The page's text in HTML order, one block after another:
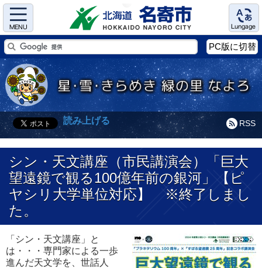
Menu Language
PC版に切替
RSS
読み上げる
シン・天文講座（市民講演会）「巨大
望遠鏡で観る100億年前の銀河」【ピ
ヤシリ大学単位対応】 ※終了しまし
た。
「シン・天文講座」と
は・・・専門家による一歩
進んだ天文学を、世話人